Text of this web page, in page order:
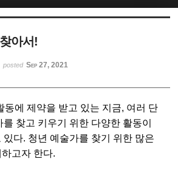
아서!
posted Sep 27, 2021
동에 제약을 받고 있는 지금, 여러 단
찾고 키우기 위한 다양한 활동이
있다. 청년 예술가를 찾기 위한 많은
고자 한다.
스케치북5
스케치북5